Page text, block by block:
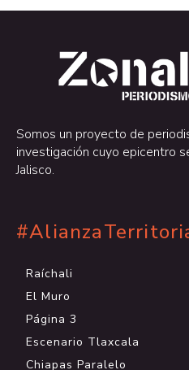
Somos un proyecto de
investigación cuyo epicentro
Jalisco.
Raíchali
El Muro
Página 3
Escenario Tlaxcala
Chiapas Paralelo